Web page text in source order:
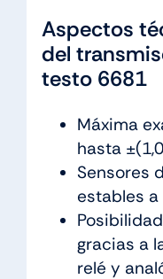
Aspectos
del
testo 6681
Máxima
hasta
Sensores
estables a
gracias a
relé y